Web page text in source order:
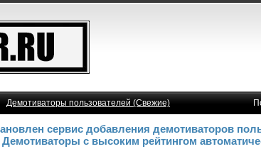
Демотиваторы пользователей (Свежие)
сервис добавления демотиваторов
с высоким рейтингом